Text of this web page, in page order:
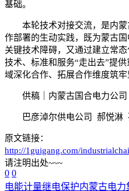
基础。
本轮技术对接交流，是内
作部署的生动实践，既为蒙古
关键技术障碍，又通过建立常
技术、标准和服务“走出去”提
域深化合作、拓展合作维度筑牢
供稿｜内蒙古国合电力公
巴彦淖尔供电公司 郝悦淋
原文链接：
http://1guigang.com/
请注明出处~~~
0 0
电能计量继电保护内蒙古电力